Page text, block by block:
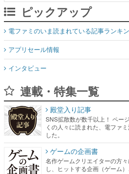
ピックアップ
電ファミのいま読まれている記事ランキ
アプリセール情報
インタビュー
連載・特集一覧
殿堂入り記事
SNS拡散数が数千以上！ ペー
くの人々に読まれた、電ファ
した。
ゲームの企画書
名作ゲームクリエイターの方
し、ヒットする企画（ゲーム